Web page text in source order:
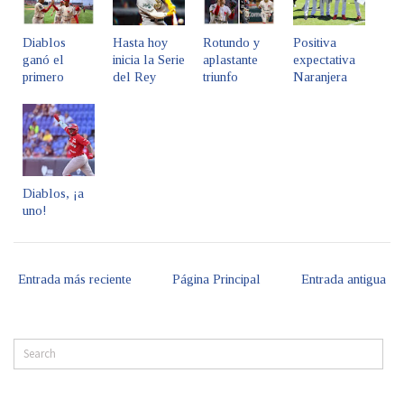
Diablos
ganó el
primero
Hasta hoy
inicia la Serie
del Rey
Rotundo y
aplastante
triunfo
Positiva
expectativa
Naranjera
Diablos, ¡a
uno!
Entrada más reciente Entrada antigua
Página Principal